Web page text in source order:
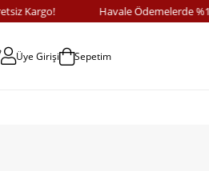
Kargo! Havale Ödemelerde %10
Üye Girişi Sepetim